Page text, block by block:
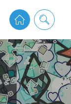
pixiv Sketchは2024年
通知